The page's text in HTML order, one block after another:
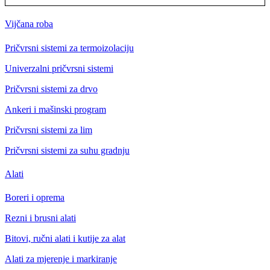
Vijčana roba
Pričvrsni sistemi za termoizolaciju
Univerzalni pričvrsni sistemi
Pričvrsni sistemi za drvo
Ankeri i mašinski program
Pričvrsni sistemi za lim
Pričvrsni sistemi za suhu gradnju
Alati
Boreri i oprema
Rezni i brusni alati
Bitovi, ručni alati i kutije za alat
Alati za mjerenje i markiranje